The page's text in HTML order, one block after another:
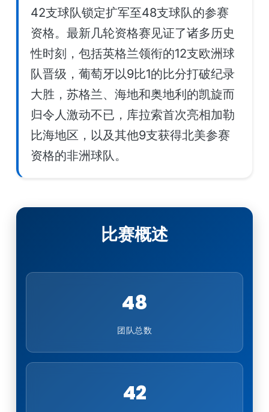
42支球队锁定扩军至48支球队的参赛
资格。最新几轮资格赛见证了诸多历史
性时刻，包括英格兰领衔的12支欧洲球
队晋级，葡萄牙以9比1的比分打破纪录
大胜，苏格兰、海地和奥地利的凯旋而
归令人激动不已，库拉索首次亮相加勒
比海地区，以及其他9支获得北美参赛
资格的非洲球队。
比赛概述
48
团队总数
42